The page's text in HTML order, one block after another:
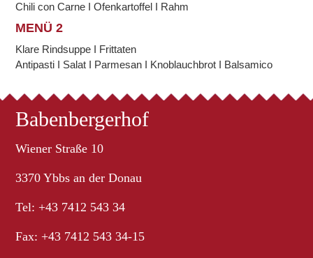
Chili con Carne I Ofenkartoffel I Rahm
MENÜ 2
Klare Rindsuppe I Frittaten
Antipasti I Salat I Parmesan I Knoblauchbrot I Balsamico
Babenbergerhof
Wiener Straße 10
3370 Ybbs an der Donau
Tel: +43 7412 543 34
Fax: +43 7412 543 34-15